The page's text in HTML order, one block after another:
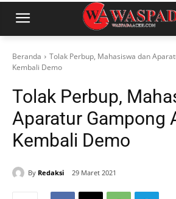
Beranda
Tolak Perbup, Mahasiswa dan
Kembali Demo
Tolak Perbup,
Aparatur Gampong
Kembali Demo
By Redaksi 29 Maret 2021